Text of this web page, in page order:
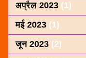
अप्रैल 2023 (1)
मई 2023 (1)
जून 2023 (2)